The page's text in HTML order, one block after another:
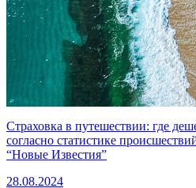
Страховка в путешествии: где
согласно статистике
“Новые Известия”
28.08.2024